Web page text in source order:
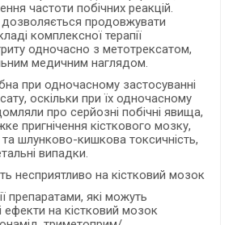
частоти побічних реакцій.
дозволяється продовжувати
комплексної терапії
одночасно з метотрексатом,
медичним наглядом.
при одночасному застосуванні
оскільки при їх одночасному
про серйозні побічні явища,
пригнічення кісткового мозку,
шлунково-кишкова токсичність,
випадки.
несприятливо на кістковий мозок
препаратами, які можуть
ефекти на кістковий мозок